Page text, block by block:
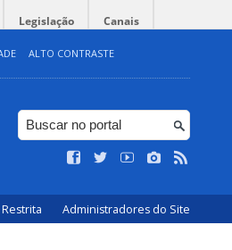
Legislação Canais
ALTO CONTRASTE
Administradores do Site